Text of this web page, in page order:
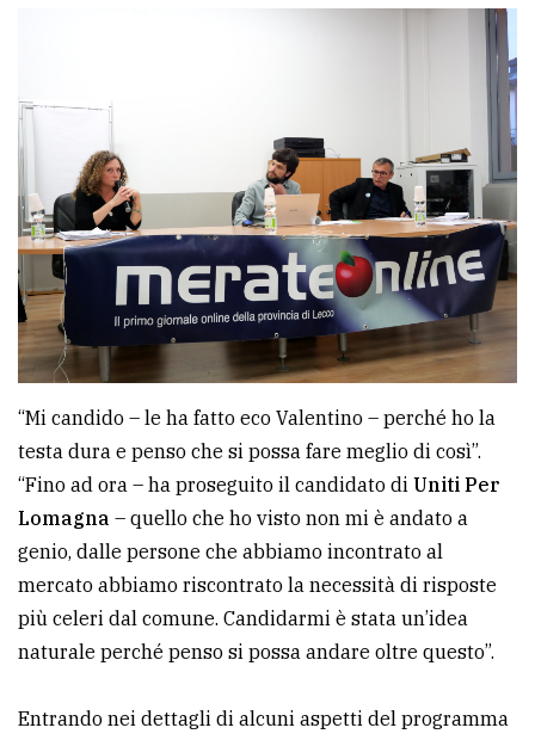
policy
Cookie
policy
“Mi candido – le ha fatto eco Valentino – perché ho la
testa dura e penso che si possa fare meglio di così”.
“Fino ad ora – ha proseguito il candidato di Uniti Per
Lomagna – quello che ho visto non mi è andato a
genio, dalle persone che abbiamo incontrato al
mercato abbiamo riscontrato la necessità di risposte
più celeri dal comune. Candidarmi è stata un’idea
naturale perché penso si possa andare oltre questo”.
Entrando nei dettagli di alcuni aspetti del programma